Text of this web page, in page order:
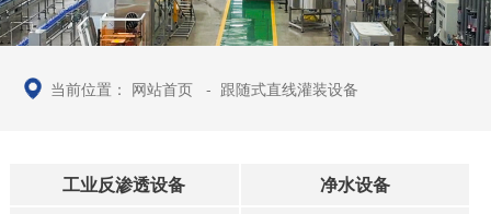
当前位置： 网站首页 - 跟随式直线灌装设备
工业反渗透设备
净水设备